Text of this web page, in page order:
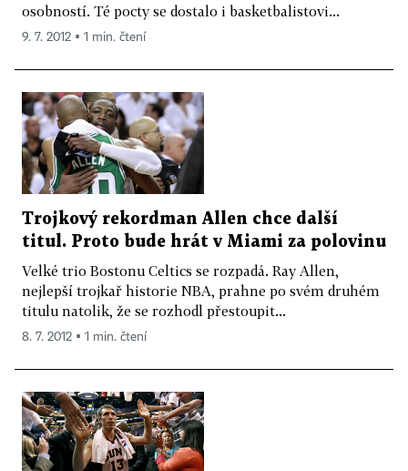
osobností. Té pocty se dostalo i basketbalistovi...
9. 7. 2012 ▪ 1 min. čtení
Trojkový rekordman Allen chce další
titul. Proto bude hrát v Miami za polovinu
Velké trio Bostonu Celtics se rozpadá. Ray Allen,
nejlepší trojkař historie NBA, prahne po svém druhém
titulu natolik, že se rozhodl přestoupit...
8. 7. 2012 ▪ 1 min. čtení